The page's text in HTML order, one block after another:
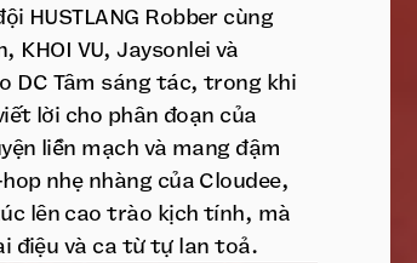
HUSTLANG Robber cùng
KHOI VU, Jaysonlei và
DC Tâm sáng tác, trong khi
lời cho phân đoạn của
liền mạch và mang đậm
nhẹ nhàng của Cloudee,
lên cao trào kịch tính, mà
điệu và ca từ tự lan toả.